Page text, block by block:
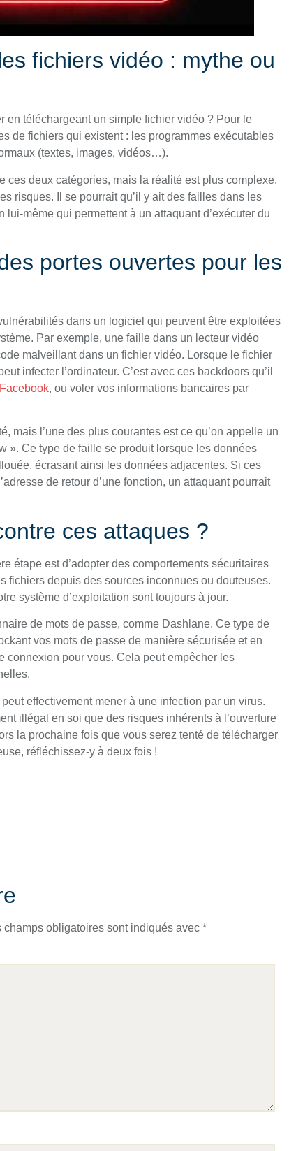
fichiers vidéo : mythe ou
en téléchargeant un simple fichier vidéo ? Pour le
de fichiers qui existent : les programmes exécutables
(textes, images, vidéos…).
ces deux catégories, mais la réalité est plus complexe.
risques. Il se pourrait qu’il y ait des failles dans les
lui-même qui permettent à un attaquant d’exécuter du
portes ouvertes pour les
dans un logiciel qui peuvent être exploitées
Par exemple, une faille dans un lecteur vidéo
malveillant dans un fichier vidéo. Lorsque le fichier
infecter l’ordinateur. C’est avec ces backdoors qu’il
, ou voler vos informations bancaires par
mais l’une des plus courantes est ce qu’on appelle un
». Ce type de faille se produit lorsque les données
écrasant ainsi les données adjacentes. Si ces
de retour d’une fonction, un attaquant pourrait
ces attaques ?
étape est d’adopter des comportements sécuritaires
fichiers depuis des sources inconnues ou douteuses.
système d’exploitation sont toujours à jour.
de mots de passe, comme Dashlane. Ce type de
vos mots de passe de manière sécurisée et en
connexion pour vous. Cela peut empêcher les
effectivement mener à une infection par un virus.
illégal en soi que des risques inhérents à l’ouverture
la prochaine fois que vous serez tenté de télécharger
réfléchissez-y à deux fois !
champs obligatoires sont indiqués avec *